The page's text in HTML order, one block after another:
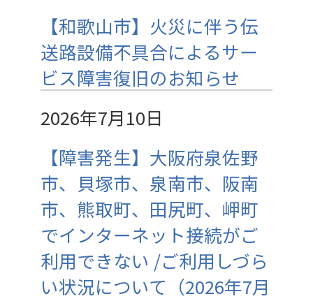
【和歌山市】火災に伴う伝
送路設備不具合によるサー
ビス障害復旧のお知らせ
2026年7月10日
【障害発生】大阪府泉佐野
市、貝塚市、泉南市、阪南
市、熊取町、田尻町、岬町
でインターネット接続がご
利用できない /ご利用しづら
い状況について（2026年7月